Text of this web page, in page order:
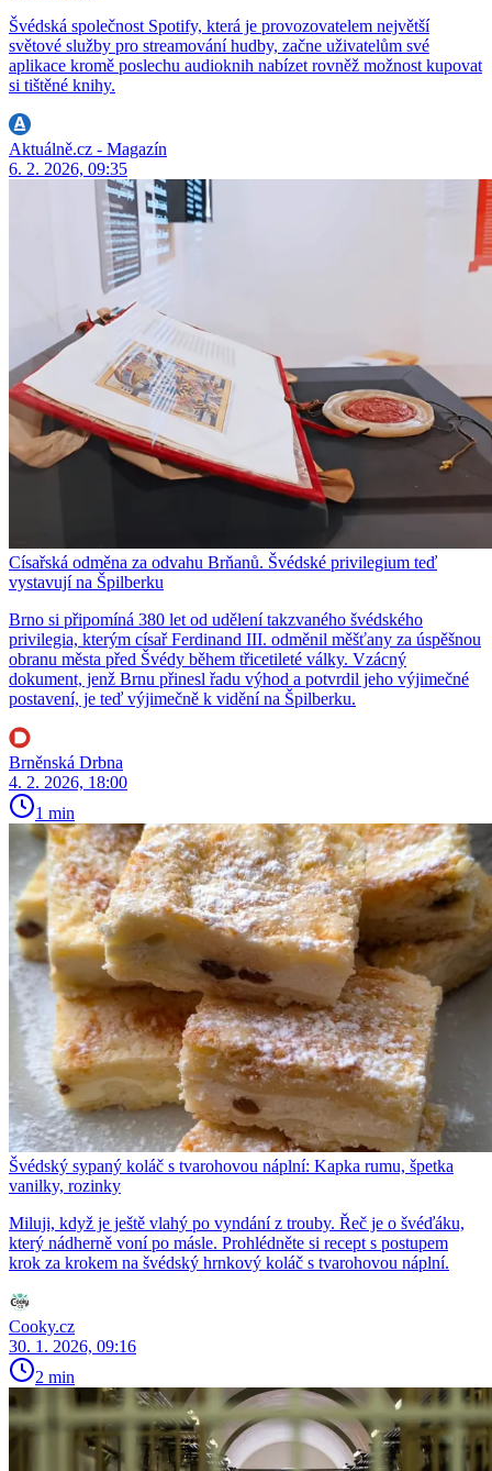
Švédská společnost Spotify, která je provozovatelem největší
světové služby pro streamování hudby, začne uživatelům své
aplikace kromě poslechu audioknih nabízet rovněž možnost kupovat
si tištěné knihy.
Aktuálně.cz - Magazín
6. 2. 2026, 09:35
Císařská odměna za odvahu Brňanů. Švédské privilegium teď
vystavují na Špilberku
Brno si připomíná 380 let od udělení takzvaného švédského
privilegia, kterým císař Ferdinand III. odměnil měšťany za úspěšnou
obranu města před Švédy během třicetileté války. Vzácný
dokument, jenž Brnu přinesl řadu výhod a potvrdil jeho výjimečné
postavení, je teď výjimečně k vidění na Špilberku.
Brněnská Drbna
4. 2. 2026, 18:00
1 min
Švédský sypaný koláč s tvarohovou náplní: Kapka rumu, špetka
vanilky, rozinky
Miluji, když je ještě vlahý po vyndání z trouby. Řeč je o švéďáku,
který nádherně voní po másle. Prohlédněte si recept s postupem
krok za krokem na švédský hrnkový koláč s tvarohovou náplní.
Cooky.cz
30. 1. 2026, 09:16
2 min